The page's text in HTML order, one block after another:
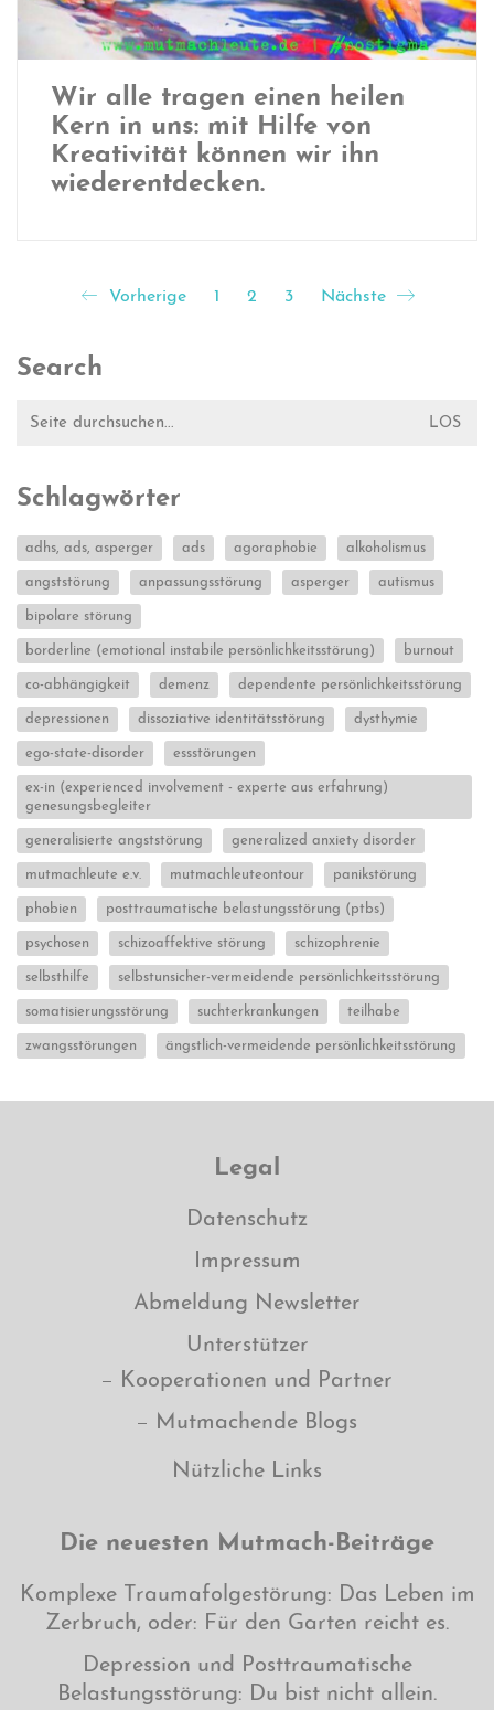
Wir alle tragen einen heilen
Kern in uns: mit Hilfe von
Kreativität können wir ihn
wiederentdecken.
Vorherige 1 2 3 Nächste
Search
nach:
Schlagwörter
adhs, ads, asperger ads agoraphobie alkoholismus
angststörung anpassungsstörung asperger autismus
bipolare störung
borderline (emotional instabile persönlichkeitsstörung) burnout
co-abhängigkeit demenz dependente persönlichkeitsstörung
depressionen dissoziative identitätsstörung dysthymie
ego-state-disorder essstörungen
ex-in (experienced involvement - experte aus erfahrung)
genesungsbegleiter
generalisierte angststörung generalized anxiety disorder
mutmachleute e.v. mutmachleuteontour panikstörung
phobien posttraumatische belastungsstörung (ptbs)
psychosen schizoaffektive störung schizophrenie
selbsthilfe selbstunsicher-vermeidende persönlichkeitsstörung
somatisierungsstörung suchterkrankungen teilhabe
zwangsstörungen ängstlich-vermeidende persönlichkeitsstörung
Legal
Datenschutz
Impressum
Abmeldung Newsletter
Unterstützer
Kooperationen und Partner
Mutmachende Blogs
Nützliche Links
Die neuesten Mutmach-Beiträge
Komplexe Traumafolgestörung: Das Leben im
Zerbruch, oder: Für den Garten reicht es.
Depression und Posttraumatische
Belastungsstörung: Du bist nicht allein.